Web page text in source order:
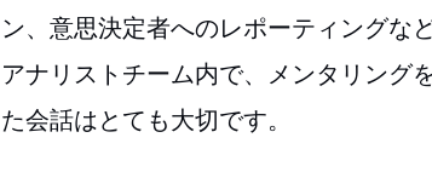
ン、意思決定者へのレポーティングな
アナリストチーム内で、メンタリング
た会話はとても大切です。